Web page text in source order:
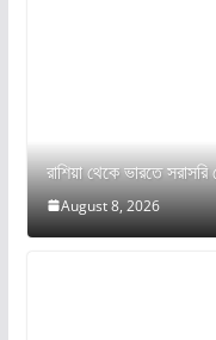
রাশিয়া থেকে ভারতে
August 8, 2026